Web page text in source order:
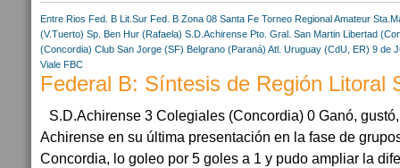
Entre Rios Fed. B Lit.Sur Fed. B Zona 08 Santa Fe Torneo Regional Amateur
(V.Tuerto) Sp. Ben Hur (Rafaela) S.D.Achirense Pto. Gral. San Martin Libertad
(Concordia) Club San Jorge (SF) Belgrano (Paraná) Atl. Uruguay (CdU, ER) 9 de
Viale FBC
Federal B: Síntesis de Región Litoral
S.D.Achirense 3 Colegiales (Concordia) 0 Ganó,
Achirense en su última presentación en la fase de
Concordia, lo goleo por 5 goles a 1 y pudo ampliar la